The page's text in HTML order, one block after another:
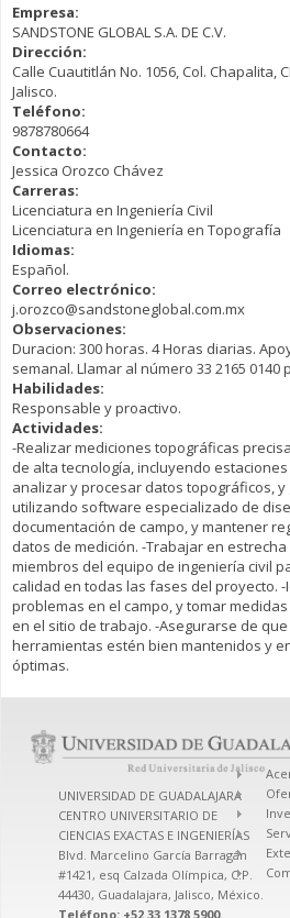
Empresa:
SANDSTONE GLOBAL S.A. DE C.V.
Dirección:
Calle Cuautitlán No. 1056, Col. Chapalita,
Jalisco.
Teléfono:
9878780664
Contacto:
Jessica Orozco Chávez
Carreras:
Licenciatura en Ingeniería Civil
Licenciatura en Ingeniería en Topografía
Idiomas:
Español.
Correo electrónico:
j.orozco@sandstoneglobal.com.mx
Observaciones:
Duracion: 300 horas. 4 Horas diarias.
semanal. Llamar al número 33 2165
Habilidades:
Responsable y proactivo.
Actividades:
-Realizar mediciones topográficas
de alta tecnología, incluyendo estaciones
analizar y procesar datos topográficos,
utilizando software especializado de
documentación de campo, y mantener
datos de medición. -Trabajar en
miembros del equipo de ingeniería civil
calidad en todas las fases del proyecto.
problemas en el campo, y tomar
en el sitio de trabajo. -Asegurarse de
herramientas estén bien mantenidos y
óptimas.
UNIVERSIDAD DE GUADALAJARA
CENTRO UNIVERSITARIO DE
CIENCIAS EXACTAS E INGENIERÍAS
Blvd. Marcelino García Barragán
#1421, esq Calzada Olímpica, C.P.
44430, Guadalajara, Jalisco, México.
Teléfono: +52 33 1378 5900.